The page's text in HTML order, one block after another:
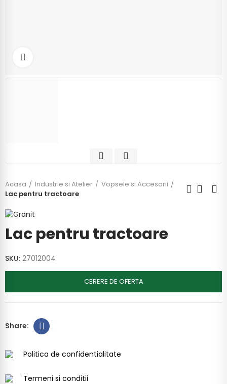
Acasa Industrie si Atelier
Vopsele si Accesorii
Lac pentru tractoare
Lac pentru tractoare
SKU: 27012004
CERERE DE OFERTA
Politica de confidentialitate
Termeni si conditii